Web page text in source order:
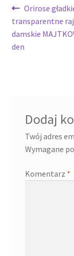
wpisu
Poprzedni
wpis:
Orirose
transparentne
damskie
den
Dodaj
Twój adres
Wymagane
Komentarz *